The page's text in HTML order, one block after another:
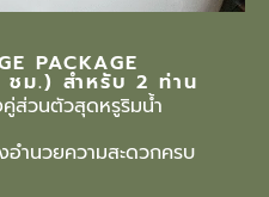
PACKAGE
ม.) สำหรับ 2 ท่าน
ส่วนตัวสุดหรูริมน้ำ
ำนวยความสะดวกครบ